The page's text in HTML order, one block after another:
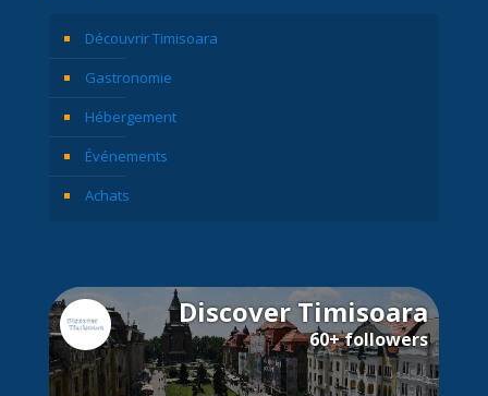
Découvrir Timisoara
Gastronomie
Hébergement
Événements
Achats
Discover Timisoara
60+ followers